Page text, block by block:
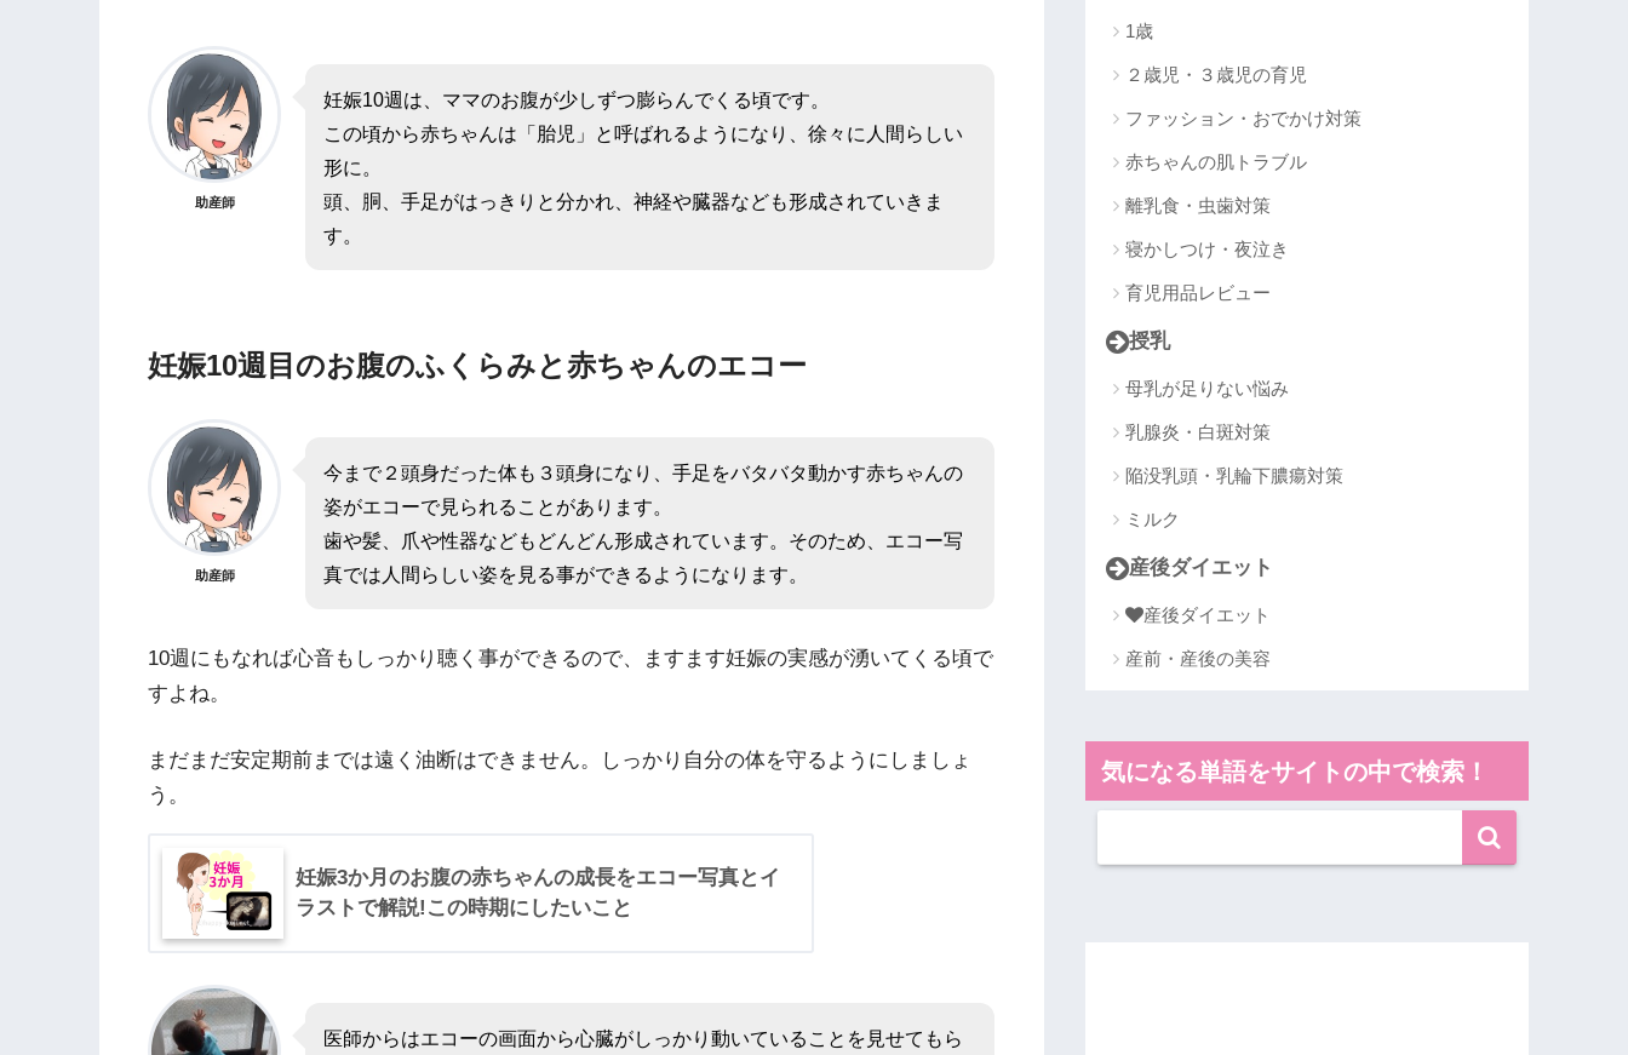
助産師
妊娠10週は、ママのお腹が少しずつ膨らんでくる頃です。
この頃から赤ちゃんは「胎児」と呼ばれるようになり、徐々に人間らしい
形に。
頭、胴、手足がはっきりと分かれ、神経や臓器なども形成されていきま
す。
妊娠10週目のお腹のふくらみと赤ちゃんのエコー
助産師
今まで２頭身だった体も３頭身になり、手足をバタバタ動かす赤ちゃんの
姿がエコーで見られることがあります。
歯や髪、爪や性器などもどんどん形成されています。そのため、エコー写
真では人間らしい姿を見る事ができるようになります。
10週にもなれば心音もしっかり聴く事ができるので、ますます妊娠の実感が湧いてくる頃で
すよね。
まだまだ安定期前までは遠く油断はできません。しっかり自分の体を守るようにしましょ
う。
妊娠3か月のお腹の赤ちゃんの成長をエコー写真とイ
ラストで解説!この時期にしたいこと
医師からはエコーの画面から心臓がしっかり動いていることを見せてもら
1歳
２歳児・３歳児の育児
ファッション・おでかけ対策
赤ちゃんの肌トラブル
離乳食・虫歯対策
寝かしつけ・夜泣き
育児用品レビュー
授乳
母乳が足りない悩み
乳腺炎・白斑対策
陥没乳頭・乳輪下膿瘍対策
ミルク
産後ダイエット
産後ダイエット
産前・産後の美容
気になる単語をサイトの中で検索！